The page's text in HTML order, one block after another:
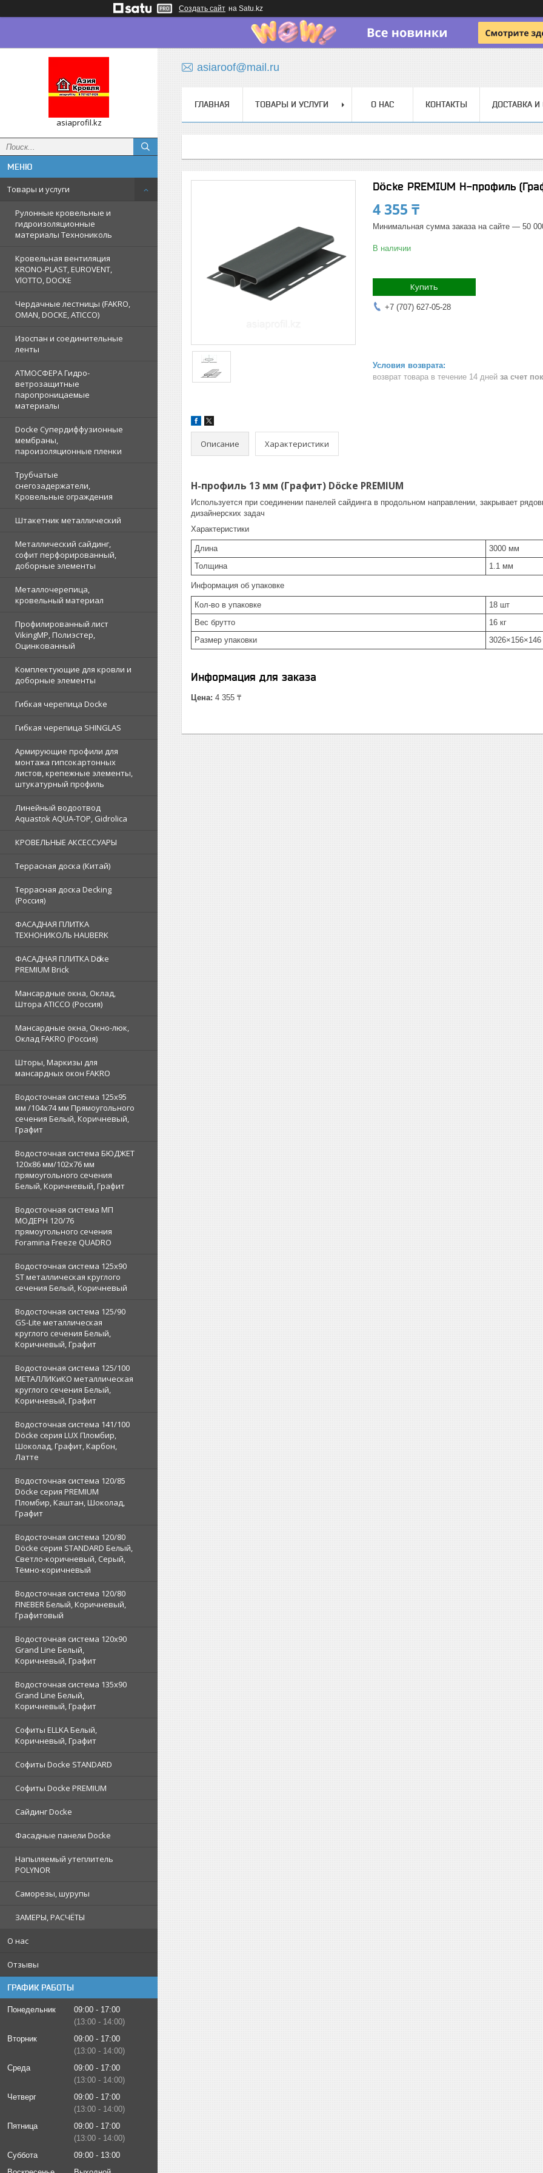
Создать сайт на Satu.kz
asiaprofil.kz
Товары и услуги
Рулонные кровельные и
гидроизоляционные
материалы Технониколь
Кровельная вентиляция
KRONO-PLAST, EUROVENT,
VlOTTO, DOCKE
Чердачные лестницы (FAKRO,
OMAN, DOCKE, ATICCO)
Изоспан и соединительные
ленты
АТМОСФЕРА Гидро-
ветрозащитные
паропроницаемые
материалы
Docke Супердиффузионные
мембраны,
пароизоляционные пленки
Трубчатые
снегозадержатели,
Кровельные ограждения
Штакетник металлический
Металлический сайдинг,
софит перфорированный,
доборные элементы
Металлочерепица,
кровельный материал
Профилированный лист
VikingMP, Полиэстер,
Оцинкованный
Комплектующие для кровли и
доборные элементы
Гибкая черепица Docke
Гибкая черепица SHINGLAS
Армирующие профили для
монтажа гипсокартонных
листов, крепежные элементы,
штукатурный профиль
Линейный водоотвод
Aquastok AQUA-TOP, Gidrolica
КРОВЕЛЬНЫЕ АКСЕССУАРЫ
Террасная доска (Китай)
Террасная доска Decking
(Россия)
ФАСАДНАЯ ПЛИТКА
ТЕХНОНИКОЛЬ HAUBERK
ФАСАДНАЯ ПЛИТКА Dӧcke
PREMIUM Brick
Мансардные окна, Оклад,
Штора ATICCO (Россия)
Мансардные окна, Окно-люк,
Оклад FAKRO (Россия)
Шторы, Маркизы для
мансардных окон FAKRO
Водосточная система 125х95
мм /104х74 мм Прямоугольного
сечения Белый, Коричневый,
Графит
Водосточная система БЮДЖЕТ
120х86 мм/102х76 мм
прямоугольного сечения
Белый, Коричневый, Графит
Водосточная система МП
МОДЕРН 120/76
прямоугольного сечения
Foramina Freeze QUADRO
Водосточная система 125x90
ST металлическая круглого
сечения Белый, Коричневый
Водосточная система 125/90
GS-Lite металлическая
круглого сечения Белый,
Коричневый, Графит
Водосточная система 125/100
МЕТАЛЛИКиКО металлическая
круглого сечения Белый,
Коричневый, Графит
Водосточная система 141/100
Döcke серия LUX Пломбир,
Шоколад, Графит, Карбон,
Латте
Водосточная система 120/85
Döcke серия PREMIUM
Пломбир, Каштан, Шоколад,
Графит
Водосточная система 120/80
Döcke серия STANDARD Белый,
Светло-коричневый, Серый,
Тёмно-коричневый
Водосточная система 120/80
FINEBER Белый, Коричневый,
Графитовый
Водосточная система 120x90
Grand Line Белый,
Коричневый, Графит
Водосточная система 135x90
Grand Line Белый,
Коричневый, Графит
Софиты ELLKA Белый,
Коричневый, Графит
Софиты Docke STANDARD
Софиты Docke PREMIUM
Сайдинг Docke
Фасадные панели Docke
Напыляемый утеплитель
POLYNOR
Саморезы, шурупы
ЗАМЕРЫ, РАСЧЁТЫ
О нас
Отзывы
ГРАФИК РАБОТЫ
Понедельник 09:00
17:00
13:00
14:00
Вторник
09:00
17:00
13:00
14:00
Среда
09:00
17:00
13:00
14:00
Четверг
09:00
17:00
13:00
14:00
Пятница
09:00
17:00
13:00
14:00
Суббота
09:00
13:00
asiaroof@mail.ru
ГЛАВНАЯ ТОВАРЫ И УСЛУГИ О НАС КОНТАКТЫ ДОСТАВКА И
Döcke PREMIUM H-профиль
4 355 ₸
Минимальная сумма заказа на сайте — 50
В наличии
Купить
+7 (707) 627-05-28
возврат товара в течение 14 дней за счет
Описание Характеристики
H-профиль 13 мм (Графит) Döcke PREMIUM
Используется при соединении панелей сайдинга в продольном направлении, закрывает
дизайнерских задач
Характеристики
Длина
3000 мм
Толщина
1.1 мм
Информация об упаковке
Кол-во в упаковке
18 шт
Вес брутто
16 кг
Размер упаковки
Информация для заказа
Цена: 4 355 ₸